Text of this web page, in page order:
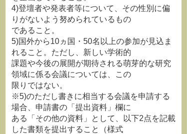
4)登壇者や発表者等について、その性別に偏
りがないよう努められているもの
であること。
5)国外から10ヵ国・50名以上の参加が見込ま
れること。ただし、新しい学術的
課題や今後の展開が期待される萌芽的な研究
領域に係る会議については、この
限りではない。
※5)のただし書きに相当する会議を申請する
場合、申請書の「提出資料」欄に
ある「その他の資料」として、以下2点を記載
した書類を提出すること（様式